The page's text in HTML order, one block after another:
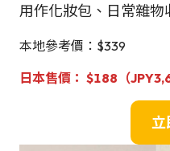
用作化妝包、日常雜物
本地參考價：$339
日本售價 ： $188（JPY
立